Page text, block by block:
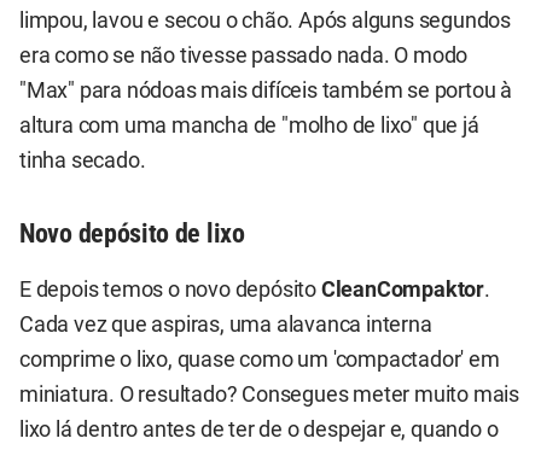
limpou, lavou e secou o chão. Após alguns segundos
era como se não tivesse passado nada. O modo
"Max" para nódoas mais difíceis também se portou à
altura com uma mancha de "molho de lixo" que já
tinha secado.
Novo depósito de lixo
E depois temos o novo depósito CleanCompaktor.
Cada vez que aspiras, uma alavanca interna
comprime o lixo, quase como um 'compactador' em
miniatura. O resultado? Consegues meter muito mais
lixo lá dentro antes de ter de o despejar e, quando o